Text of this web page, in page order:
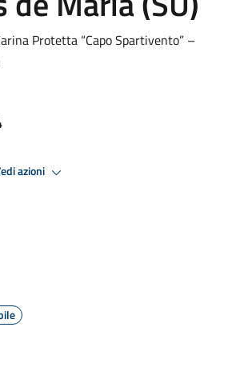
Protetta “Capo Spartivento” –
azioni